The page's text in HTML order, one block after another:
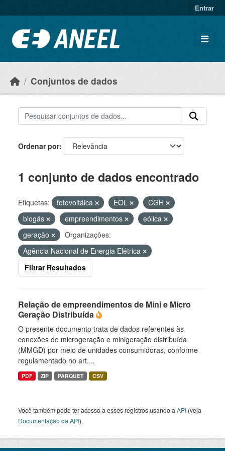
Entrar
Conjuntos de dados
Ordenar por
1 conjunto de dados encontrado
Etiquetas: fotovoltáica EOL
CGH
biogás
empreendimentos
eólica
geração
Organizações:
Agência Nacional de Energia Elétrica
Filtrar Resultados
Relação de empreendimentos de Mini e Micro
Geração Distribuída
O presente documento trata de dados referentes às
conexões de microgeração e minigeração distribuída
(MMGD) por meio de unidades consumidoras, conforme
regulamentado no art....
PDF ZIP PARQUET CSV
Você também pode ter acesso a esses registros usando a API (veja
Documentação da API).